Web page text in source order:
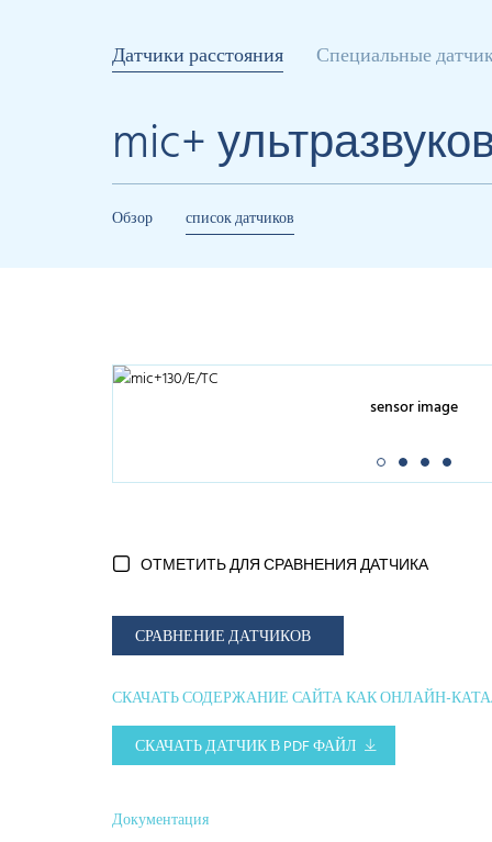
Датчики расстояния Специальные
mic+
Обзор список датчиков
sensor image
ОТМЕТИТЬ ДЛЯ СРАВНЕНИЯ ДАТЧИКА
СРАВНЕНИЕ ДАТЧИКОВ
СКАЧАТЬ СОДЕРЖАНИЕ САЙТА КАК ОНЛАЙН-
СКАЧАТЬ ДАТЧИК В PDF ФАЙЛ
Документация